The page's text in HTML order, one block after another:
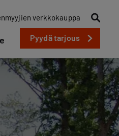
verkkokauppa
Pyydä tarjous